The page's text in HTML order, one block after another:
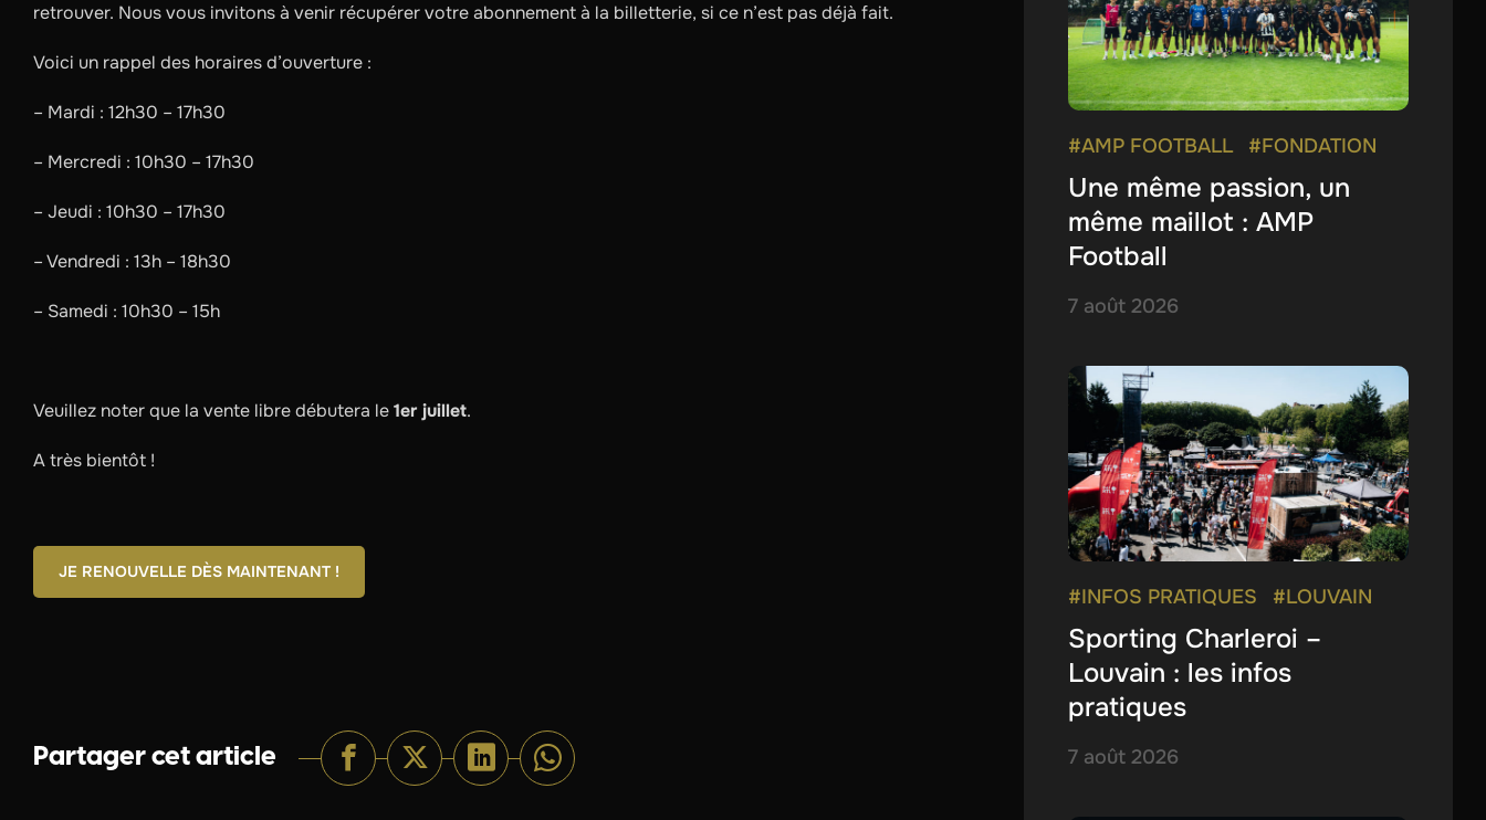
retrouver. Nous vous invitons à venir récupérer votre abonnement à la billetterie, si ce n’est pas déjà fait.
Voici un rappel des horaires d’ouverture :
– Mardi : 12h30 – 17h30
– Mercredi : 10h30 – 17h30
– Jeudi : 10h30 – 17h30
– Vendredi : 13h – 18h30
– Samedi : 10h30 – 15h
Veuillez noter que la vente libre débutera le1er juillet.
A très bientôt !
JE RENOUVELLE DÈS MAINTENANT !
Partager cet article
#AMP FOOTBALL #FONDATION
Une même passion, un
même maillot : AMP
Football
7 août 2026
#INFOS PRATIQUES #LOUVAIN
Sporting Charleroi –
Louvain : les infos
pratiques
7 août 2026